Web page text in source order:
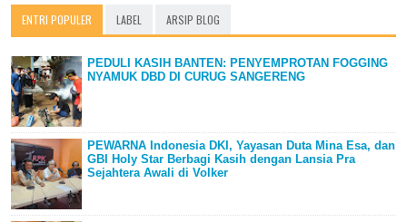
ENTRI POPULER LABEL ARSIP BLOG
PEDULI KASIH BANTEN: PENYEMPROTAN FOGGING
NYAMUK DBD DI CURUG SANGERENG
PEWARNA Indonesia DKI, Yayasan Duta Mina Esa, dan
GBI Holy Star Berbagi Kasih dengan Lansia Pra
Sejahtera Awali di Volker